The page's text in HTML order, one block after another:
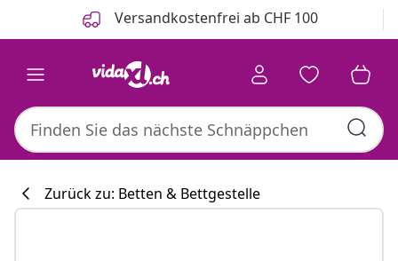
Versandkostenfrei ab CHF 100
Zurück zu: Betten & Bettgestelle